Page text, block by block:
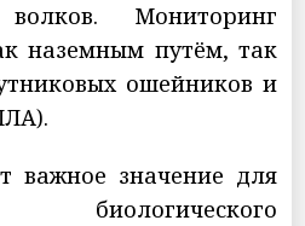
Мониторинг
наземным путём, так
ошейников и
важное значение для
биологического